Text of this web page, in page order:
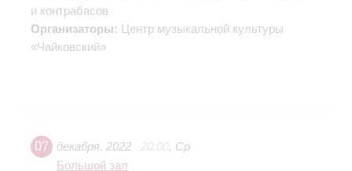
и контрабасов
Организаторы: Центр музыкальной культуры
«Чайковский»
07 декабря, 2022 20:00, Ср
Большой зал